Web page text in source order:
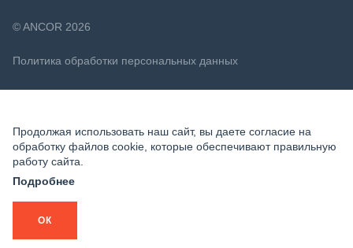
© ANCOR 2026
Политика обработки персональных данных
Продолжая использовать наш сайт, вы даете согласие на
обработку файлов cookie, которые обеспечивают правильную
работу сайта.
Подробнее
ОК